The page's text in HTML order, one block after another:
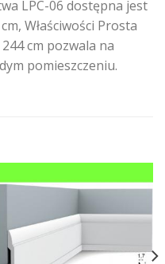
LPC-06 dostępna jest
Właściwości Prosta
244 cm pozwala na
pomieszczeniu.